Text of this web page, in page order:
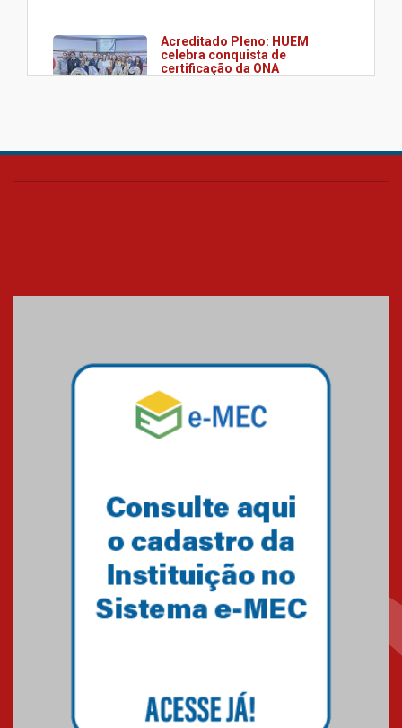
Acreditado Pleno: HUEM
celebra conquista de
certificação da ONA
HUEM é o primeiro hospital do
UTI's inteligentes
referência mundial em
Pós-Asco: evento do HUEM
debate novidades sobre
estudos e tratamentos contra
o câncer
MackPesquisa 2026 prorroga
inscrições até 14 de agosto
15.06.2026